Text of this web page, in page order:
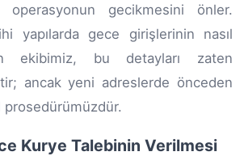
gecikmesini önler.
yapılarda gece girişlerinin nasıl
ekibimiz, bu detayları zaten
ancak yeni adreslerde önceden
Kurye Talebinin Verilmesi